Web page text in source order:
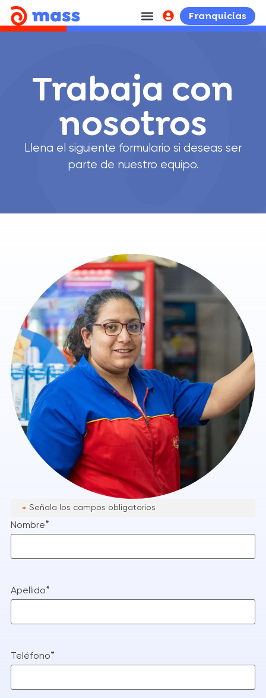
Franquicias
Trabaja con
nosotros
Llena el siguiente formulario si deseas ser
parte de nuestro equipo.
Señala los campos obligatorios
Nombre*
Apellido*
Teléfono*